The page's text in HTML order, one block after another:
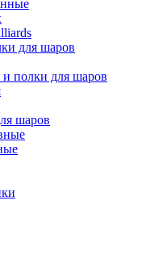
для шаров
полки для шаров
шаров